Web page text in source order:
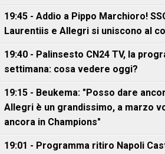
19:45 - Addio a Pippo Marchioro!
Laurentiis e Allegri si uniscono al
19:40 - Palinsesto CN24 TV, la
settimana: cosa vedere oggi?
19:15 - Beukema: "Posso dare
Allegri è un grandissimo, a marzo
ancora in Champions"
19:01 - Programma ritiro Napoli